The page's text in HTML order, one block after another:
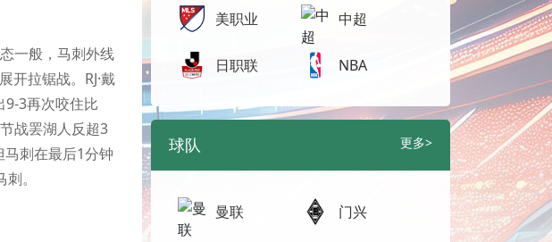
一般，马刺外线
拉锯战。RJ·戴
9-3再次咬住比
战罢湖人反超3
刺在最后1分钟
。
美职业 中超
日职联 NBA
球队 更多>
曼联 门兴